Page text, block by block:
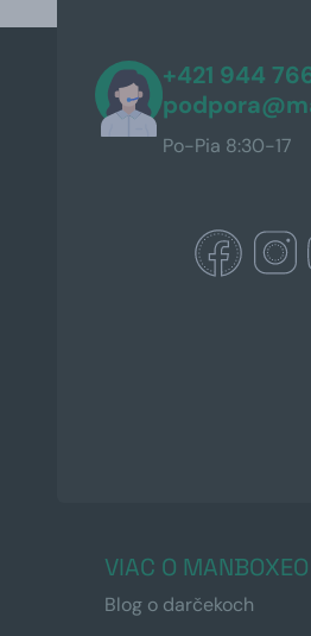
+421 944
Po-Pia 8:30-17
VIAC O MANBOXEO
Blog o darčekoch